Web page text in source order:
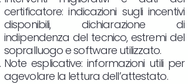
certificatore: indicazioni sugli incentivi
disponibili, dichiarazione di
indipendenza del tecnico, estremi del
sopralluogo e software utilizzato.
Note esplicative: informazioni utili per
agevolare la lettura dell’attestato.